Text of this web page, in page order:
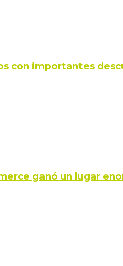
con importantes
ganó un lugar